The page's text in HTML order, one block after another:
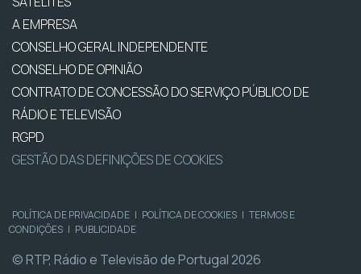
A EMPRESA
CONSELHO GERAL INDEPENDENTE
CONSELHO DE OPINIÃO
CONTRATO DE CONCESSÃO DO SERVIÇO PÚBLICO DE
RÁDIO E TELEVISÃO
RGPD
GESTÃO DAS DEFINIÇÕES DE COOKIES
POLÍTICA DE PRIVACIDADE | POLÍTICA DE COOKIES | TERMOS E
CONDIÇÕES | PUBLICIDADE
© RTP, Rádio e Televisão de Portugal 2026